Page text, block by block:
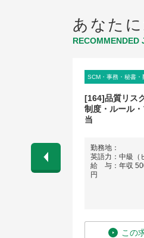
あなた
RECOMMENDED
SCM・事務・秘書・
[164]品質リス
制度・ルール
当
勤務地：
英語力：中級（
給 与：年収
円
この